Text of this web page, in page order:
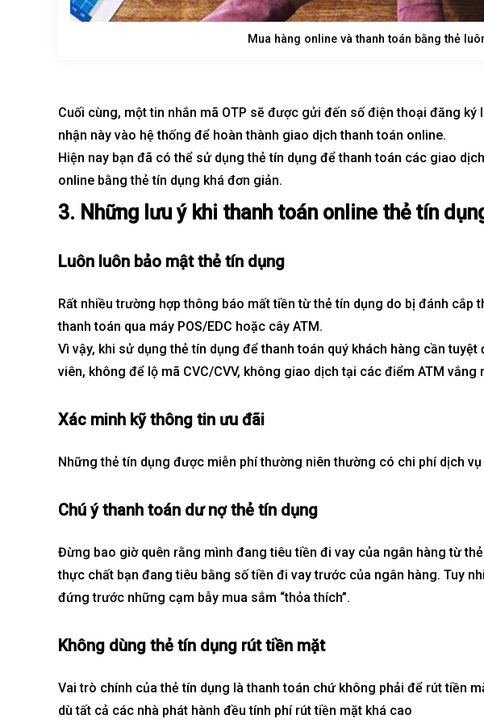
Mua hàng online và thanh toán bằng thẻ
Cuối cùng, một tin nhắn mã OTP sẽ được gửi đến số điện thoại đăng ký
nhận này vào hệ thống để hoàn thành giao dịch thanh toán online.
Hiện nay bạn đã có thể sử dụng thẻ tín dụng để thanh toán các giao
online bằng thẻ tín dụng khá đơn giản.
3. Những lưu ý khi thanh toán online thẻ tín
Luôn luôn bảo mật thẻ tín dụng
Rất nhiều trường hợp thông báo mất tiền từ thẻ tín dụng do bị đánh cắp
thanh toán qua máy POS/EDC hoặc cây ATM.
Vì vậy, khi sử dụng thẻ tín dụng để thanh toán quý khách hàng cần
viên, không để lộ mã CVC/CVV, không giao dịch tại các điểm ATM vắng
Xác minh kỹ thông tin ưu đãi
Những thẻ tín dụng được miễn phí thường niên thường có chi phí dịch
Chú ý thanh toán dư nợ thẻ tín dụng
Đừng bao giờ quên rằng mình đang tiêu tiền đi vay của ngân hàng từ
thực chất bạn đang tiêu bằng số tiền đi vay trước của ngân hàng. Tuy
đứng trước những cạm bẫy mua sắm “thỏa thích”.
Không dùng thẻ tín dụng rút tiền mặt
Vai trò chính của thẻ tín dụng là thanh toán chứ không phải để rút tiền
dù tất cả các nhà phát hành đều tính phí rút tiền mặt khá cao